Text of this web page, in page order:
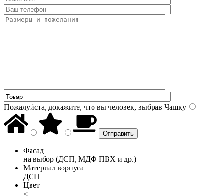
Пожалуйста, докажите, что вы человек, выбрав Чашку.
Фасад
на выбор (ДСП, МДФ ПВХ и др.)
Материал корпуса
ДСП
Цвет
<